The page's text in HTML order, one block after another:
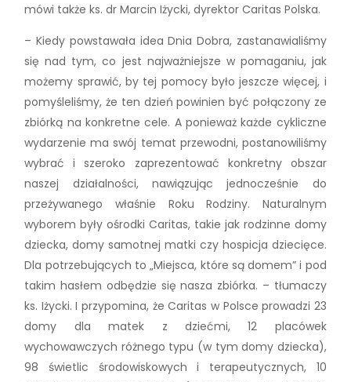
mówi także ks. dr Marcin Iżycki, dyrektor Caritas Polska.
– Kiedy powstawała idea Dnia Dobra, zastanawialiśmy
się nad tym, co jest najważniejsze w pomaganiu, jak
możemy sprawić, by tej pomocy było jeszcze więcej, i
pomyśleliśmy, że ten dzień powinien być połączony ze
zbiórką na konkretne cele. A ponieważ każde cykliczne
wydarzenie ma swój temat przewodni, postanowiliśmy
wybrać i szeroko zaprezentować konkretny obszar
naszej działalności, nawiązując jednocześnie do
przeżywanego właśnie Roku Rodziny. Naturalnym
wyborem były ośrodki Caritas, takie jak rodzinne domy
dziecka, domy samotnej matki czy hospicja dziecięce.
Dla potrzebujących to „Miejsca, które są domem” i pod
takim hasłem odbędzie się nasza zbiórka. – tłumaczy
ks. Iżycki. I przypomina, że Caritas w Polsce prowadzi 23
domy dla matek z dziećmi, 12 placówek
wychowawczych różnego typu (w tym domy dziecka),
98 świetlic środowiskowych i terapeutycznych, 10